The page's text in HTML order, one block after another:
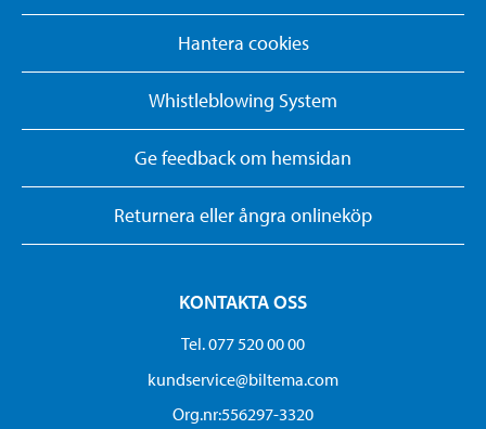
Hantera cookies
Whistleblowing System
Ge feedback om hemsidan
Returnera eller ångra onlineköp
KONTAKTA OSS
Tel. 077 520 00 00
kundservice@biltema.com
Org.nr:556297-3320